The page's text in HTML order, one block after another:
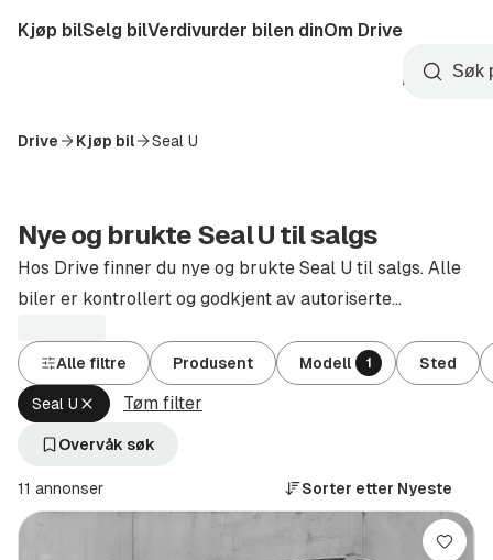
til
Startside
Kjøp bilSelg bilVerdivurder bilen dinOm Drive
Opprett
konto
Søk
Drive Kjøp bil Seal U
Nye og brukte Seal U til salgs
Hos Drive finner du nye og brukte Seal U til salgs. Alle
biler er kontrollert og godkjent av autoriserte
Alle filtre Produsent Modell 1 Sted
Seal U Fjern
aktivt
filter
U
Tøm filter
Overvåk søk
11 annonser Sorter etter Nyeste
Lagre